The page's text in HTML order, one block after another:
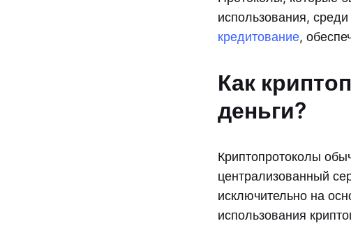
использования,
кредитование,
Как
деньги?
Криптопротоколы
централизованный
исключительно на
использования